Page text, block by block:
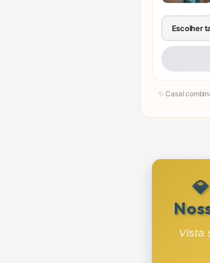
Escolher
✨ Casal
💎
Vista